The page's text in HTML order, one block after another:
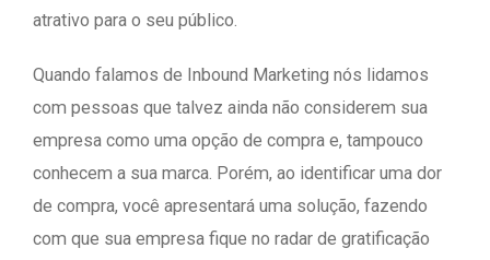
atrativo para o seu público.
Quando falamos de Inbound Marketing nós lidamos
com pessoas que talvez ainda não considerem sua
empresa como uma opção de compra e, tampouco
conhecem a sua marca. Porém, ao identificar uma dor
de compra, você apresentará uma solução, fazendo
com que sua empresa fique no radar de gratificação